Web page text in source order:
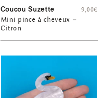
Coucou Suzette
Mini pince à cheveux –
Citron
9,00€